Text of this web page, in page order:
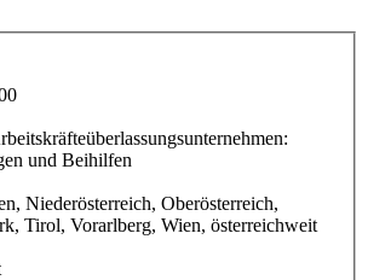
und Beihilfen
Niederösterreich, Oberösterreich,
Tirol, Vorarlberg, Wien, österreichweit